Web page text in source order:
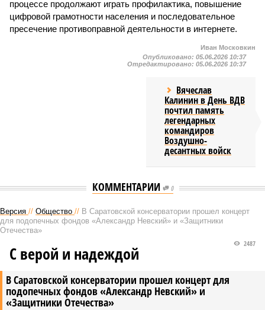
процессе продолжают играть профилактика, повышение
цифровой грамотности населения и последовательное
пресечение противоправной деятельности в интернете.
Иван Московкин
Опубликовано: 05.06.2026 10:37
Отредактировано: 05.06.2026 10:37
Вячеслав
Калинин в День ВДВ
почтил память
легендарных
командиров
Воздушно-
десантных войск
КОММЕНТАРИИ 0
Версия // Общество // В Саратовской консерватории прошел концерт
для подопечных фондов «Александр Невский» и «Защитники
Отечества»
В Саратовской консерватории прошел концерт для
подопечных фондов «Александр Невский» и
«Защитники Отечества»
2487
С верой и надеждой